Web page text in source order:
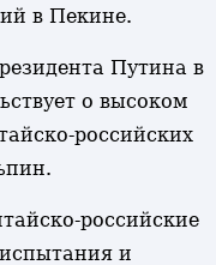
в Пекине.
Путина в
о высоком
российских
российские
и